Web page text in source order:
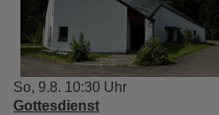
So, 9.8. 10:30 Uhr
Gottesdienst